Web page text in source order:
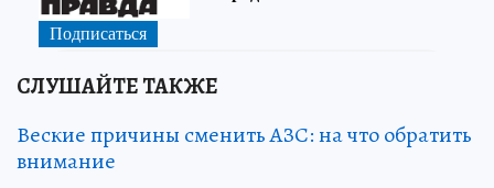
СЛУШАЙТЕ ТАКЖЕ
Веские причины сменить АЗС: на что обратить
внимание